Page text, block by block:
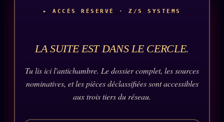
L'ORACLE Z/S 12 PRODUITS
Chat Oracle LIVE
▸ ACCÈS RÉSERVÉ · Z/S SYSTEMS
LA SUITE EST DANS LE CERCLE.
Tu lis ici l'antichambre. Le dossier complet, les sources
nominatives, et les pièces déclassifiées sont accessibles
aux trois tiers du réseau.